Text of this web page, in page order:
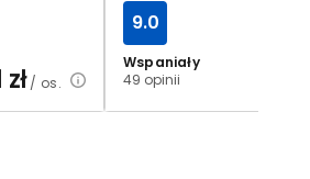
zł/ os.
Wspaniały
49 opinii
9.0